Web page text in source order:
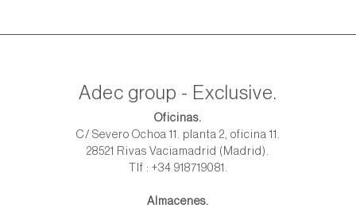
Adec group - Exclusive.
Oficinas.
C/ Severo Ochoa 11. planta 2, oficina 11.
28521 Rivas Vaciamadrid (Madrid).
Tlf : +34 918719081.
Almacenes.